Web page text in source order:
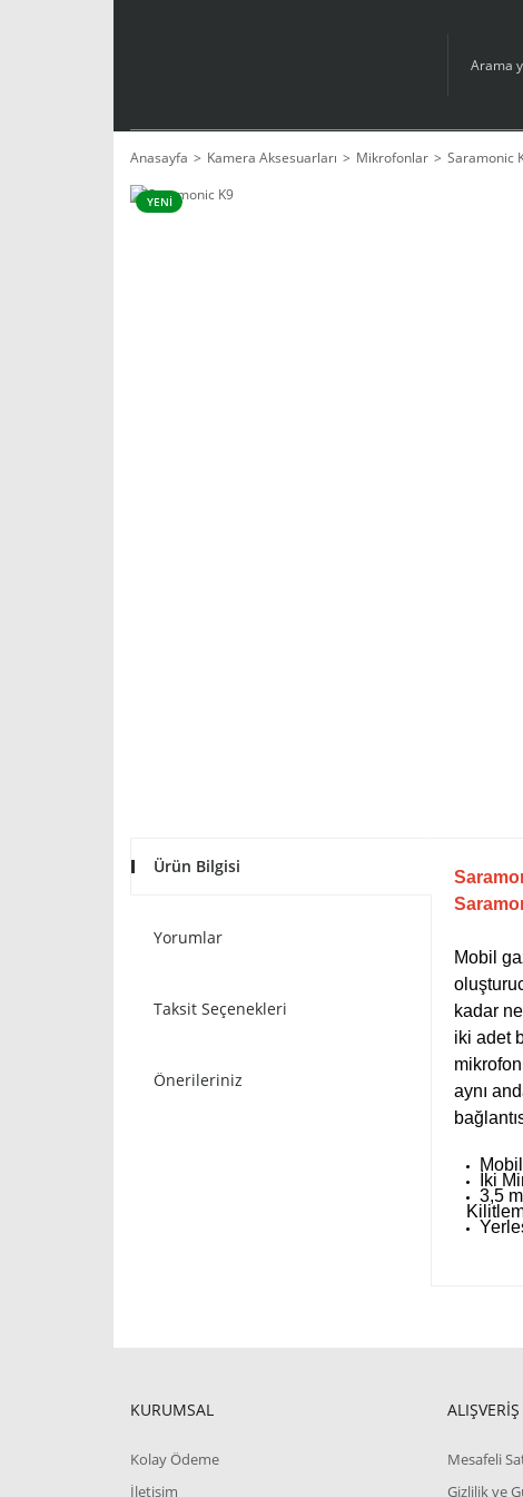
Anasayfa Kamera Aksesuarları Mikrofonlar Saramonic
YENİ
Ürün Bilgisi
Yorumlar
Taksit Seçenekleri
Önerileriniz
Mobil
kadar
iki adet
aynı
İki
3,5
KURUMSAL
Kolay Ödeme
İletişim
ALIŞVERİŞ
Mesafeli
Gizlilik ve